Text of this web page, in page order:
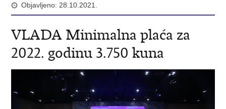
Objavljeno: 28.10.2021.
VLADA Minimalna plaća za
2022. godinu 3.750 kuna